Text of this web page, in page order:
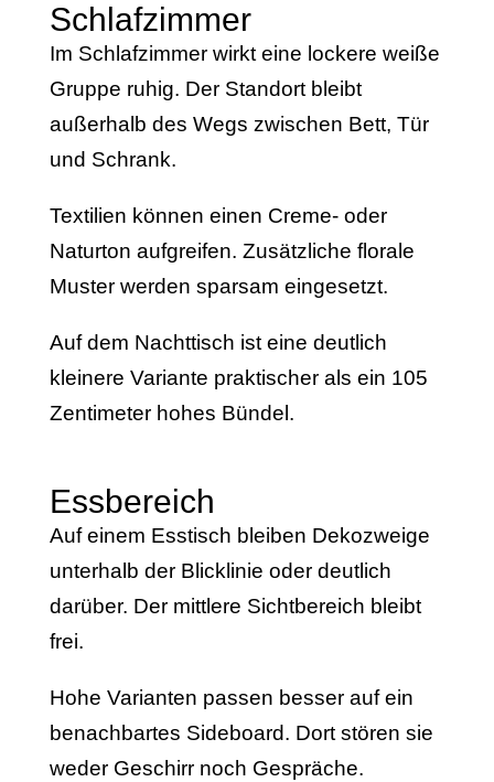
Schlafzimmer
Im Schlafzimmer wirkt eine lockere weiße
Gruppe ruhig. Der Standort bleibt
außerhalb des Wegs zwischen Bett, Tür
und Schrank.
Textilien können einen Creme- oder
Naturton aufgreifen. Zusätzliche florale
Muster werden sparsam eingesetzt.
Auf dem Nachttisch ist eine deutlich
kleinere Variante praktischer als ein 105
Zentimeter hohes Bündel.
Essbereich
Auf einem Esstisch bleiben Dekozweige
unterhalb der Blicklinie oder deutlich
darüber. Der mittlere Sichtbereich bleibt
frei.
Hohe Varianten passen besser auf ein
benachbartes Sideboard. Dort stören sie
weder Geschirr noch Gespräche.